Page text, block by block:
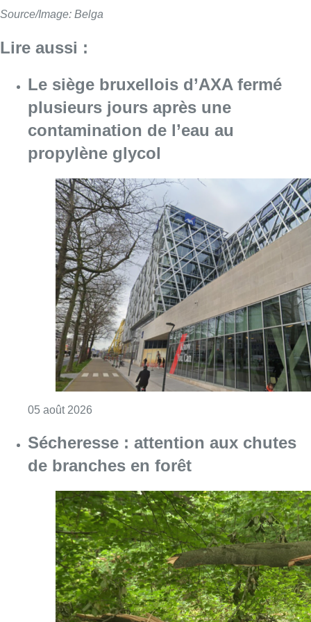
Source/Image: Belga
Lire aussi :
Le siège bruxellois d’AXA fermé
plusieurs jours après une
contamination de l’eau au
propylène glycol
05 août 2026
Sécheresse : attention aux chutes
de branches en forêt